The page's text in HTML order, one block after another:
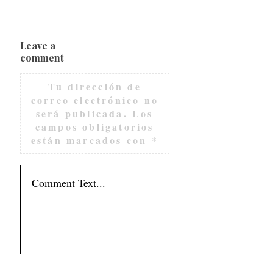
Leave a
comment
Tu dirección de
correo electrónico no
será publicada. Los
campos obligatorios
están marcados con *